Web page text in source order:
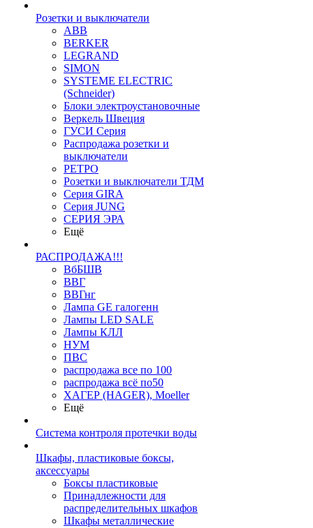
Розетки и выключатели
ABB
BERKER
LEGRAND
SIMON
SYSTEME ELECTRIC
(Schneider)
Блоки электроустановочные
Веркель Швеция
ГУСИ Серия
Распродажа розетки и
выключатели
РЕТРО
Розетки и выключатели ТДМ
Серия GIRA
Серия JUNG
СЕРИЯ ЭРА
Ещё
РАСПРОДАЖА!!!
ВбБШВ
ВВГ
ВВГнг
Лампа GE галогенн
Лампы LED SALE
Лампы КЛЛ
НУМ
ПВС
распродажа все по 100
распродажа всё по50
ХАГЕР (HAGER), Moeller
Ещё
Система контроля протечки воды
Шкафы, пластиковые боксы,
аксессуары
Боксы пластиковые
Принадлежности для
распределительных шкафов
Шкафы металлические